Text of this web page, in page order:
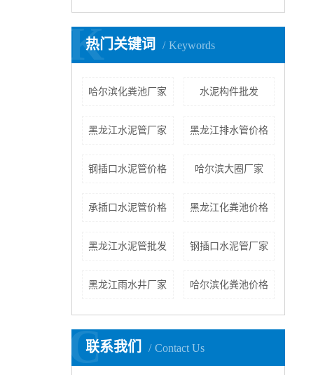
热门关键词 Keywords
K
哈尔滨化粪池厂家 水泥构件批发
黑龙江水泥管厂家 黑龙江排水管价格
钢插口水泥管价格 哈尔滨大圈厂家
承插口水泥管价格 黑龙江化粪池价格
黑龙江水泥管批发 钢插口水泥管厂家
黑龙江雨水井厂家 哈尔滨化粪池价格
联系我们 Contact Us
C